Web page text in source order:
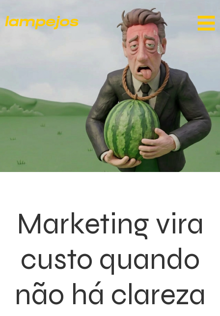
Marketing vira
custo quando
não há clareza